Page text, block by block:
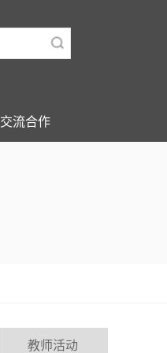
教师活动
交流合作